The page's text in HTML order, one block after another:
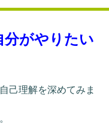
分がやりたい
己理解を深めてみま